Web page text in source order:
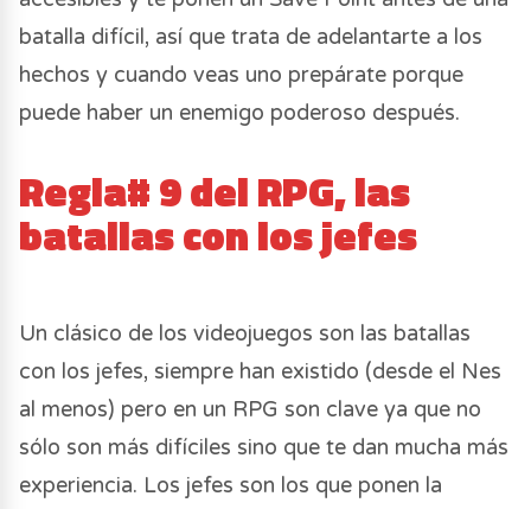
batalla difícil, así que trata de adelantarte a los
hechos y cuando veas uno prepárate porque
puede haber un enemigo poderoso después.
Regla# 9 del RPG, las
batallas con los jefes
Un clásico de los videojuegos son las batallas
con los jefes, siempre han existido (desde el Nes
al menos) pero en un RPG son clave ya que no
sólo son más difíciles sino que te dan mucha más
experiencia. Los jefes son los que ponen la